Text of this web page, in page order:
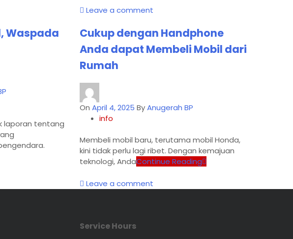
Leave a comment
Waspada
laporan tentang
Cukup dengan Handphone
Anda dapat Membeli Mobil dari
Rumah
On April 4, 2025 ByAnugerah BP
info
Membeli mobil baru, terutama mobil Honda,
kini tidak perlu lagi ribet. Dengan kemajuan
teknologi, AndaContinue Reading
Leave a comment
Service Hours